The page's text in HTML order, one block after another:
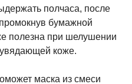
полчаса, после
бумажной
полезна при шелушении
увядающей коже.
маска из смеси